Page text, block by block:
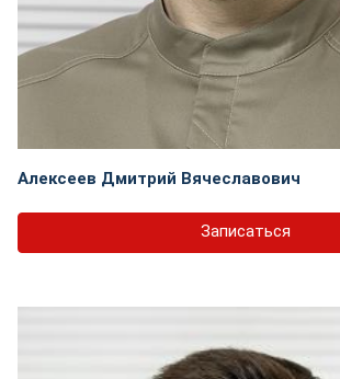
Алексеев Дмитрий Вячеславович
Записаться